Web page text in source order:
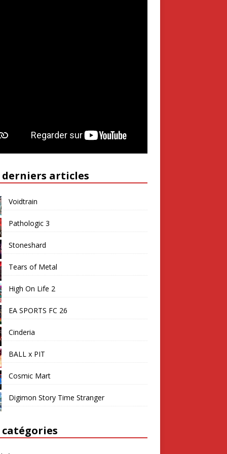
derniers articles
Voidtrain
Pathologic 3
Stoneshard
Tears of Metal
High On Life 2
EA SPORTS FC 26
Cinderia
BALL x PIT
Cosmic Mart
Digimon Story Time Stranger
catégories